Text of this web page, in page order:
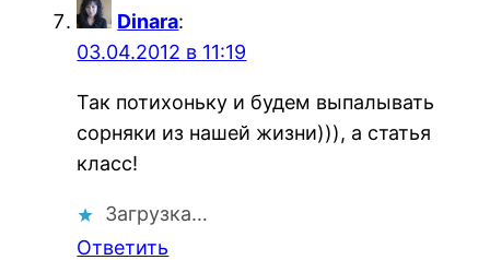
Dinara:
03.04.2012 в 11:19
Так потихоньку и будем выпалывать
сорняки из нашей жизни))), а статья
класс!
Загрузка…
Ответить